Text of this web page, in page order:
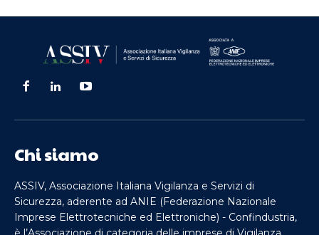
Chi siamo
ASSIV, Associazione Italiana Vigilanza e Servizi di
Sicurezza, aderente ad ANIE (Federazione Nazionale
Imprese Elettrotecniche ed Elettroniche) - Confindustria,